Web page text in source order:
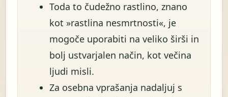
Toda to čudežno rastlino, znano
kot »rastlina nesmrtnosti«, je
mogoče uporabiti na veliko širši in
bolj ustvarjalen način, kot večina
ljudi misli.
Za osebna vprašanja nadaljuj s